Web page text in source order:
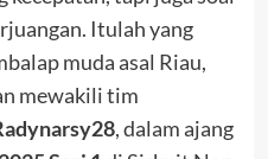
Itulah yang
muda asal Riau,
mewakili tim
, dalam ajang